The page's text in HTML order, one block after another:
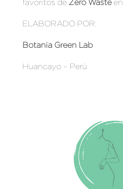
favoritos de Zero Wasteen
ELABORADO POR:
Botania Green Lab
Huancayo – Perú